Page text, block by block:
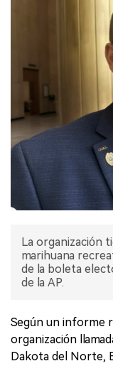
EXPOSICIÓN
ENTREVISTA
La organización
marihuana
de la boleta
de la AP.
Según un informe
organización
Dakota del Norte,